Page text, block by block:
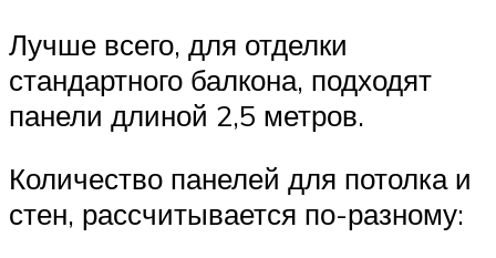
Лучше всего, для отделки
стандартного балкона, подходят
панели длиной 2,5 метров.
Количество панелей для потолка и
стен, рассчитывается по-разному: